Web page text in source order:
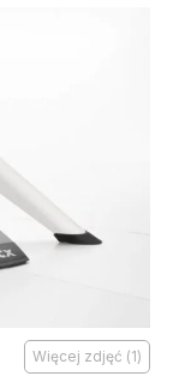
Więcej zdjęć (1)